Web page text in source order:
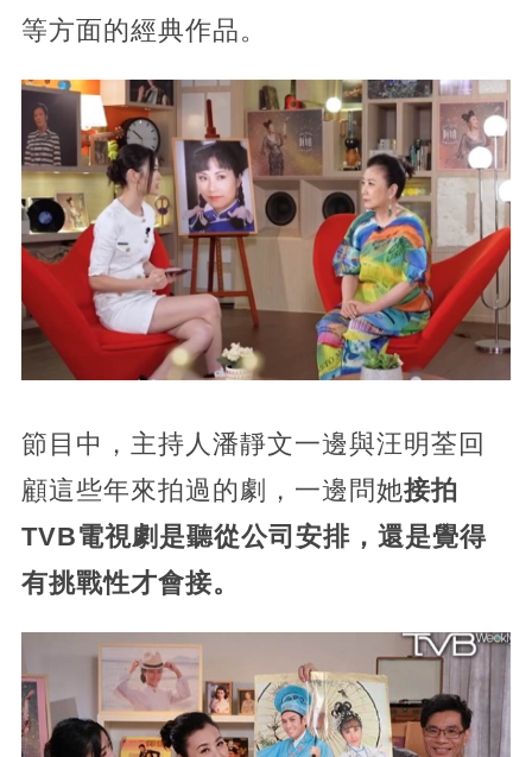
等方面的經典作品。
節目中，主持人潘靜文一邊與汪明荃回
顧這些年來拍過的劇，一邊問她接拍
TVB電視劇是聽從公司安排，還是覺得
有挑戰性才會接。